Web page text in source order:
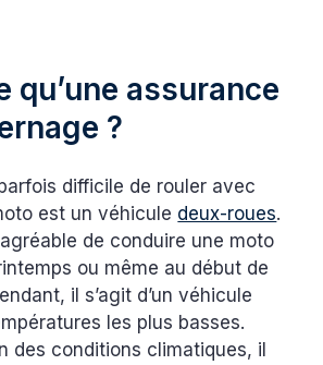
qu’une assurance
?
difficile de rouler avec
est un véhicule deux-roues.
agréable de conduire une moto
ou même au début de
il s’agit d’un véhicule
les plus basses.
des conditions climatiques, il